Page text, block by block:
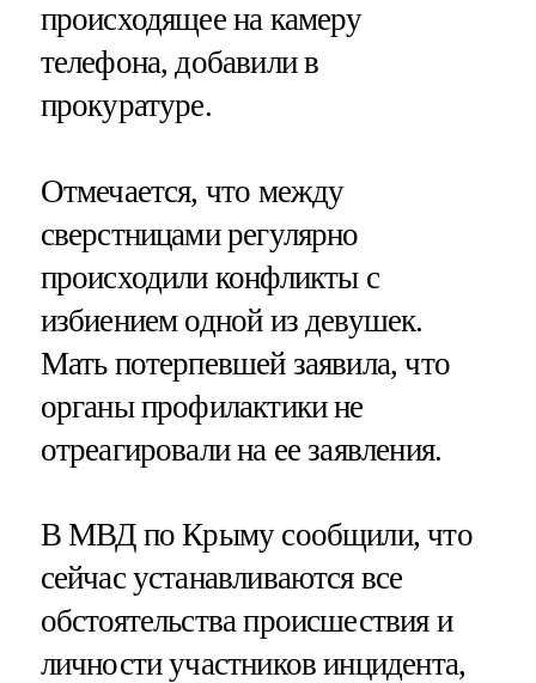
происходящее на камеру
телефона, добавили в
прокуратуре.
Отмечается, что между
сверстницами регулярно
происходили конфликты с
избиением одной из девушек.
Мать потерпевшей заявила, что
органы профилактики не
отреагировали на ее заявления.
В МВД по Крыму сообщили, что
сейчас устанавливаются все
обстоятельства происшествия и
личности участников инцидента,